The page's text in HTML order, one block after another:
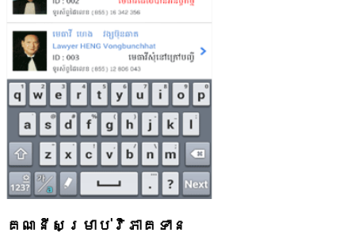
គណនីសម្រាប់វិភាគទាន